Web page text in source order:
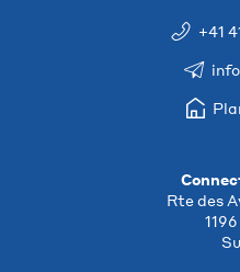
+41
Rte des